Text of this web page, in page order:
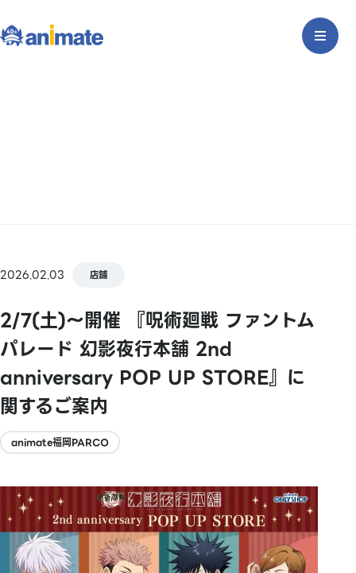
2026.02.03 店鋪
2/7(土)～開催 『呪術廻戦 ファントム
パレード 幻影夜行本舗 2nd
anniversary POP UP STORE』に
関するご案内
animate福岡PARCO